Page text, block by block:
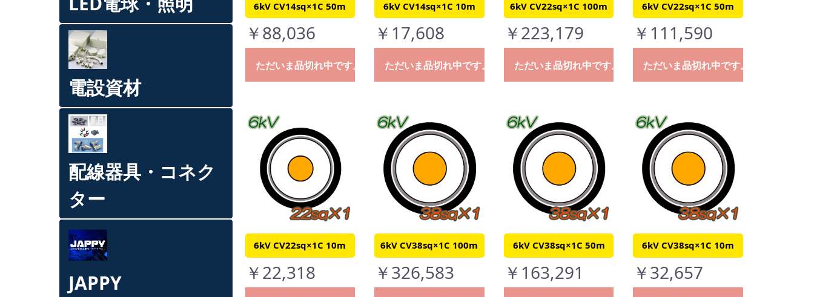
電設資材
配線器具・コネク
ター
JAPPY
6kV CV14sq×1C 50m
￥88,036
ただいま品切れ中です。
6kV CV14sq×1C 10m
￥17,608
ただいま品切れ中です。
6kV CV22sq×1C 100m
￥223,179
ただいま品切れ中です。
6kV CV22sq×1C 50m
￥111,590
ただいま品切れ中です。
6kV CV22sq×1C 10m
￥22,318
6kV CV38sq×1C 100m
￥326,583
6kV CV38sq×1C 50m
￥163,291
6kV CV38sq×1C 10m
￥32,657